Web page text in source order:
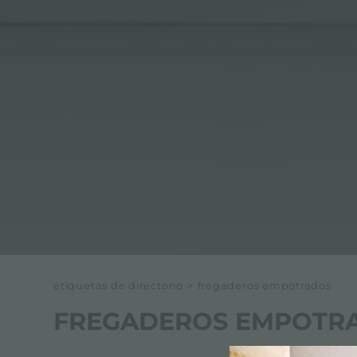
etiquetas de directorio > fregaderos empotrados
FREGADEROS